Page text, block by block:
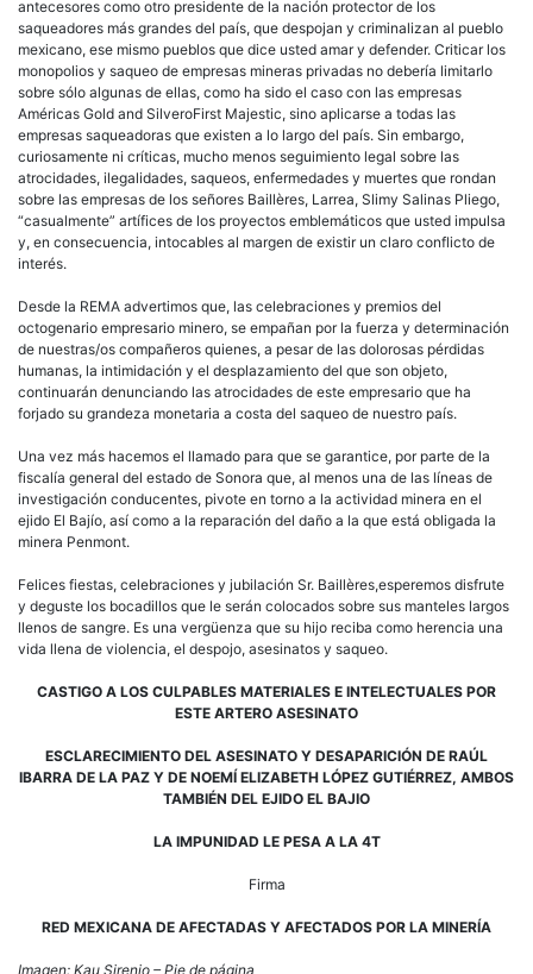
antecesores como otro presidente de la nación protector de los
saqueadores más grandes del país, que despojan y criminalizan al pueblo
mexicano, ese mismo pueblos que dice usted amar y defender. Criticar los
monopolios y saqueo de empresas mineras privadas no debería limitarlo
sobre sólo algunas de ellas, como ha sido el caso con las empresas
Américas Gold and SilveroFirst Majestic, sino aplicarse a todas las
empresas saqueadoras que existen a lo largo del país. Sin embargo,
curiosamente ni críticas, mucho menos seguimiento legal sobre las
atrocidades, ilegalidades, saqueos, enfermedades y muertes que rondan
sobre las empresas de los señores Baillères, Larrea, Slimy Salinas Pliego,
“casualmente” artífices de los proyectos emblemáticos que usted impulsa
y, en consecuencia, intocables al margen de existir un claro conflicto de
interés.
Desde la REMA advertimos que, las celebraciones y premios del
octogenario empresario minero, se empañan por la fuerza y determinación
de nuestras/os compañeros quienes, a pesar de las dolorosas pérdidas
humanas, la intimidación y el desplazamiento del que son objeto,
continuarán denunciando las atrocidades de este empresario que ha
forjado su grandeza monetaria a costa del saqueo de nuestro país.
Una vez más hacemos el llamado para que se garantice, por parte de la
fiscalía general del estado de Sonora que, al menos una de las líneas de
investigación conducentes, pivote en torno a la actividad minera en el
ejido El Bajío, así como a la reparación del daño a la que está obligada la
minera Penmont.
Felices fiestas, celebraciones y jubilación Sr. Baillères,esperemos disfrute
y deguste los bocadillos que le serán colocados sobre sus manteles largos
llenos de sangre. Es una vergüenza que su hijo reciba como herencia una
vida llena de violencia, el despojo, asesinatos y saqueo.
CASTIGO A LOS CULPABLES MATERIALES E INTELECTUALES POR
ESTE ARTERO ASESINATO
ESCLARECIMIENTO DEL ASESINATO Y DESAPARICIÓN DE RAÚL
IBARRA DE LA PAZ Y DE NOEMÍ ELIZABETH LÓPEZ GUTIÉRREZ, AMBOS
TAMBIÉN DEL EJIDO EL BAJIO
LA IMPUNIDAD LE PESA A LA 4T
Firma
RED MEXICANA DE AFECTADAS Y AFECTADOS POR LA MINERÍA
Imagen: Kau Sirenio – Pie de página